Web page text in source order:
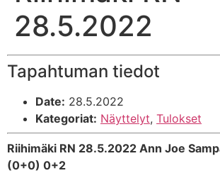
28.5.2022
Tapahtuman tiedot
Date: 28.5.2022
Kategoriat: Näyttelyt, Tulokset
Riihimäki RN 28.5.2022 Ann Joe
(0+0) 0+2